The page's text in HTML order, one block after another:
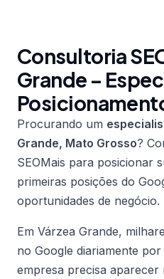
Consultoria
Grande –
Procurando um
Grande, Mato Grosso?
SEOMais para posicionar
primeiras posições do
oportunidades de negócio.
Em Várzea Grande,
no Google diariamente
empresa precisa